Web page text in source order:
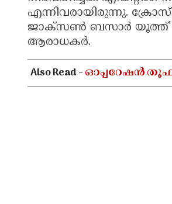
എന്നിവരായിരുന്നു.
ജാക്‌സണ്‍ ബസാര്‍ യൂത്ത്'
ആരാധകര്‍.
Also Read -ഓപ്പറേഷൻ